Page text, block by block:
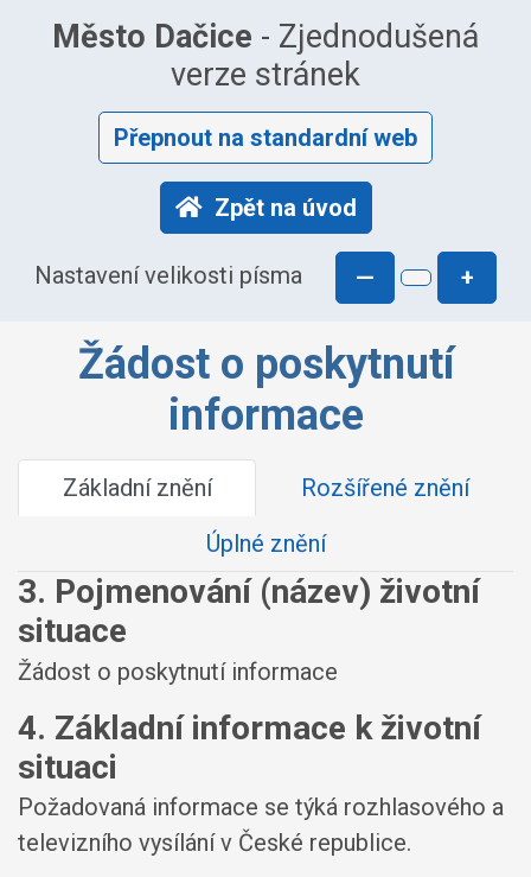
Město Dačice - Zjednodušená
verze stránek
Přepnout na standardní web
Zpět na úvod
Nastavení velikosti písma — +
Žádost o poskytnutí
informace
Základní znění
Rozšířené znění
Úplné znění
3. Pojmenování (název) životní
situace
Žádost o poskytnutí informace
4. Základní informace k životní
situaci
Požadovaná informace se týká rozhlasového a
televizního vysílání v České republice.